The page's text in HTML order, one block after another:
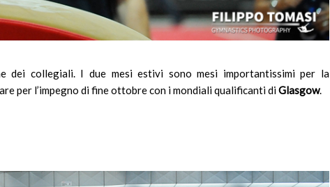
collegiali. I due mesi estivi sono mesi importantissimi per la
per l’impegno di fine ottobre con i mondiali qualificanti diGlasgow.